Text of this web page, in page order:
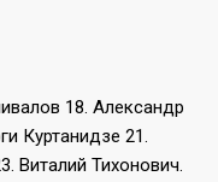
18. Александр
Куртанидзе 21.
Виталий Тихонович.